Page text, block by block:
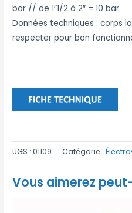
bar // de 1″1/2 à 2″ = 10 bar
Données techniques : corps
respecter pour bon
UGS :01109 Catégorie :
Vous aimerez